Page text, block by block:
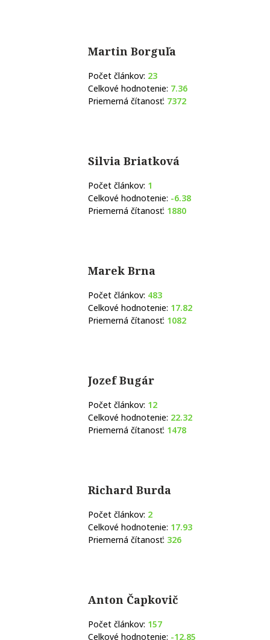
Martin Borguľa
Počet článkov: 23
Celkové hodnotenie: 7.36
Priemerná čítanosť: 7372
Silvia Briatková
Počet článkov: 1
Celkové hodnotenie: -6.38
Priemerná čítanosť: 1880
Marek Brna
Počet článkov: 483
Celkové hodnotenie: 17.82
Priemerná čítanosť: 1082
Jozef Bugár
Počet článkov: 12
Celkové hodnotenie: 22.32
Priemerná čítanosť: 1478
Richard Burda
Počet článkov: 2
Celkové hodnotenie: 17.93
Priemerná čítanosť: 326
Anton Čapkovič
Počet článkov: 157
Celkové hodnotenie: -12.85